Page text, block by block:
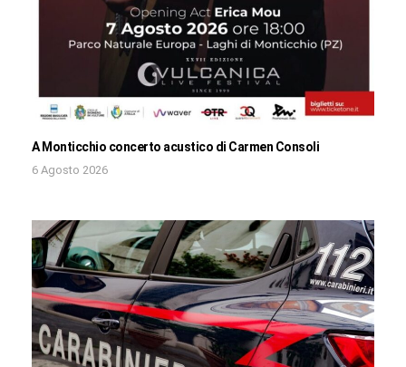
A Monticchio concerto acustico di Carmen Consoli
6 Agosto 2026